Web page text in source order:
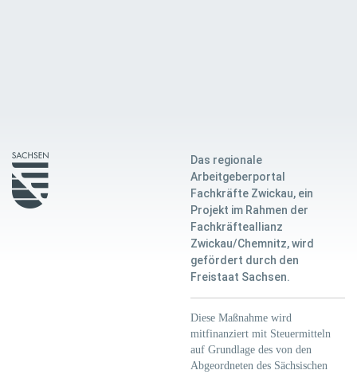
Das regionale
Arbeitgeberportal
Fachkräfte Zwickau, ein
Projekt im Rahmen der
Fachkräfteallianz
Zwickau/Chemnitz, wird
gefördert durch den
Freistaat Sachsen.
Diese Maßnahme wird
mitfinanziert mit Steuermitteln
auf Grundlage des von den
Abgeordneten des Sächsischen